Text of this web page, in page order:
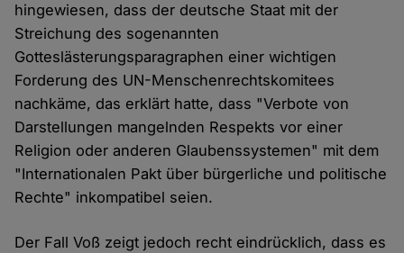
hingewiesen, dass der deutsche Staat mit der
Streichung des sogenannten
Gotteslästerungsparagraphen einer wichtigen
Forderung des UN-Menschenrechtskomitees
nachkäme, das erklärt hatte, dass "Verbote von
Darstellungen mangelnden Respekts vor einer
Religion oder anderen Glaubenssystemen" mit dem
"Internationalen Pakt über bürgerliche und politische
Rechte" inkompatibel seien.
Der Fall Voß zeigt jedoch recht eindrücklich, dass es